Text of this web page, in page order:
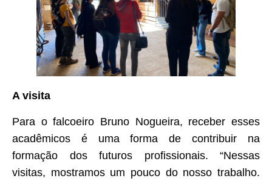
A visita
Para o falcoeiro Bruno Nogueira, receber esses
acadêmicos é uma forma de contribuir na
formação dos futuros profissionais. “Nessas
visitas, mostramos um pouco do nosso trabalho.